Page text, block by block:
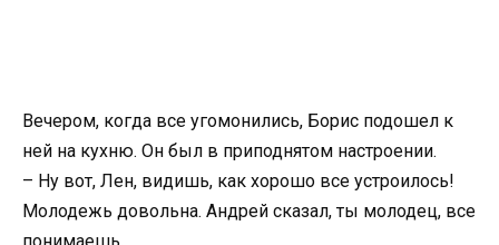
Вечером, когда все угомонились, Борис подошел к
ней на кухню. Он был в приподнятом настроении.
– Ну вот, Лен, видишь, как хорошо все устроилось!
Молодежь довольна. Андрей сказал, ты молодец, все